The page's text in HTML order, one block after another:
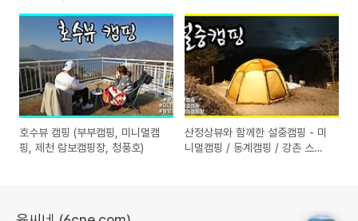
호수뷰 캠핑 (부부캠핑, 미니멀캠
핑, 제천 람보캠핑장, 청풍호)
산정상뷰와 함께한 설중캠핑 - 미
니멀캠핑 / 동계캠핑 / 강촌 스칼